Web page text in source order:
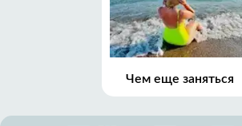
Чем еще заняться